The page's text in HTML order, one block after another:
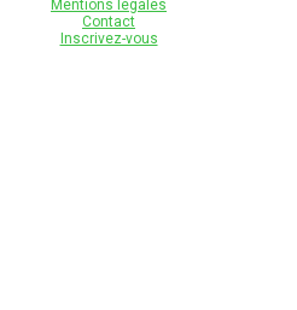
Mentions légales
Contact
Inscrivez-vous